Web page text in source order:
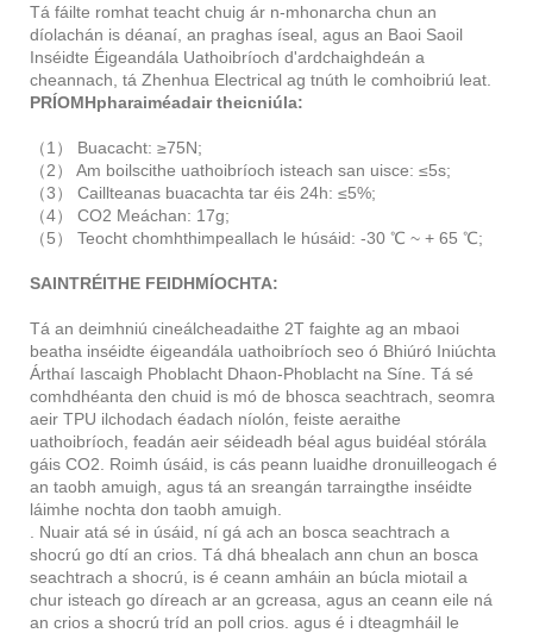
Tá fáilte romhat teacht chuig ár n-mhonarcha chun an
díolachán is déanaí, an praghas íseal, agus an Baoi Saoil
Inséidte Éigeandála Uathoibríoch d'ardchaighdeán a
cheannach, tá Zhenhua Electrical ag tnúth le comhoibriú leat.
PRÍOMHpharaiméadair theicniúla:
（1） Buacacht: ≥75N;
（2） Am boilscithe uathoibríoch isteach san uisce: ≤5s;
（3） Caillteanas buacachta tar éis 24h: ≤5%;
（4） CO2 Meáchan: 17g;
（5） Teocht chomhthimpeallach le húsáid: -30 ℃ ~ + 65 ℃;
SAINTRÉITHE FEIDHMÍOCHTA:
Tá an deimhniú cineálcheadaithe 2T faighte ag an mbaoi
beatha inséidte éigeandála uathoibríoch seo ó Bhiúró Iniúchta
Árthaí Iascaigh Phoblacht Dhaon-Phoblacht na Síne. Tá sé
comhdhéanta den chuid is mó de bhosca seachtrach, seomra
aeir TPU ilchodach éadach níolón, feiste aeraithe
uathoibríoch, feadán aeir séideadh béal agus buidéal stórála
gáis CO2. Roimh úsáid, is cás peann luaidhe dronuilleogach é
an taobh amuigh, agus tá an sreangán tarraingthe inséidte
láimhe nochta don taobh amuigh.
. Nuair atá sé in úsáid, ní gá ach an bosca seachtrach a
shocrú go dtí an crios. Tá dhá bhealach ann chun an bosca
seachtrach a shocrú, is é ceann amháin an búcla miotail a
chur isteach go díreach ar an gcreasa, agus an ceann eile ná
an crios a shocrú tríd an poll crios. agus é i dteagmháil le